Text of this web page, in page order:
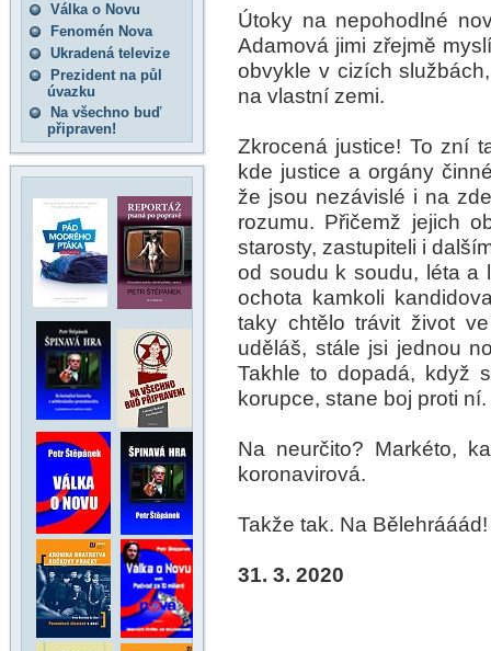
Válka o Novu
Fenomén Nova
Ukradená televize
Prezident na půl
úvazku
Na všechno buď
připraven!
Útoky na nepohodlné
Adamová jimi zřejmě
obvykle v cizích
na vlastní zemi.
Zkrocená justice! To zní
kde justice a orgány
že jsou nezávislé i na
rozumu. Přičemž jejich
starosty, zastupiteli i
od soudu k soudu, léta a
ochota kamkoli
taky chtělo trávit život
uděláš, stále jsi jednou
Takhle to dopadá, když
korupce, stane boj proti ní.
Na neurčito? Markéto,
koronavirová.
Takže tak. Na
31. 3. 2020